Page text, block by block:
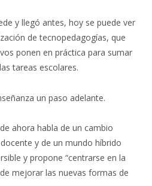
y llegó antes, hoy se puede ver
de tecnopedagogías, que
ponen en práctica para sumar
tareas escolares.
un paso adelante.
ahora habla de un cambio
y de un mundo híbrido
y propone “centrarse en la
mejorar las nuevas formas de